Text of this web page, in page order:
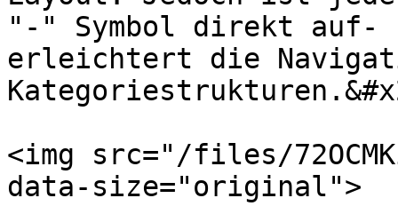
"-" Symbol direkt auf-
erleichtert die
<img src="/files/
data-size="original">